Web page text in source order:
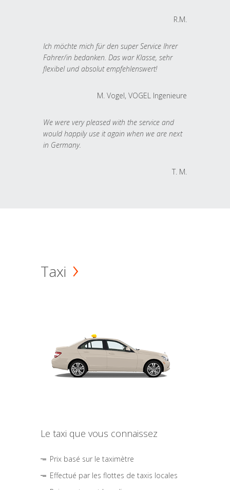
R.M.
Ich möchte mich für den super Service Ihrer
Fahrer/in bedanken. Das war Klasse, sehr
flexibel und absolut empfehlenswert!
M. Vogel, VOGEL Ingenieure
We were very pleased with the service and
would happily use it again when we are next
in Germany.
T. M.
Taxi
Le taxi que vous connaissez
Prix basé sur le taximètre
Effectué par les flottes de taxis locales